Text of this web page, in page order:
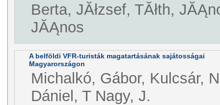
Berta, JĂłzsef, TĂłth,
JĂĄnos
A belföldi VFR-turisták magatartásának sajátosságai
Magyarországon
Michalkó, Gábor, Kulcsár,
Dániel, T Nagy, J.